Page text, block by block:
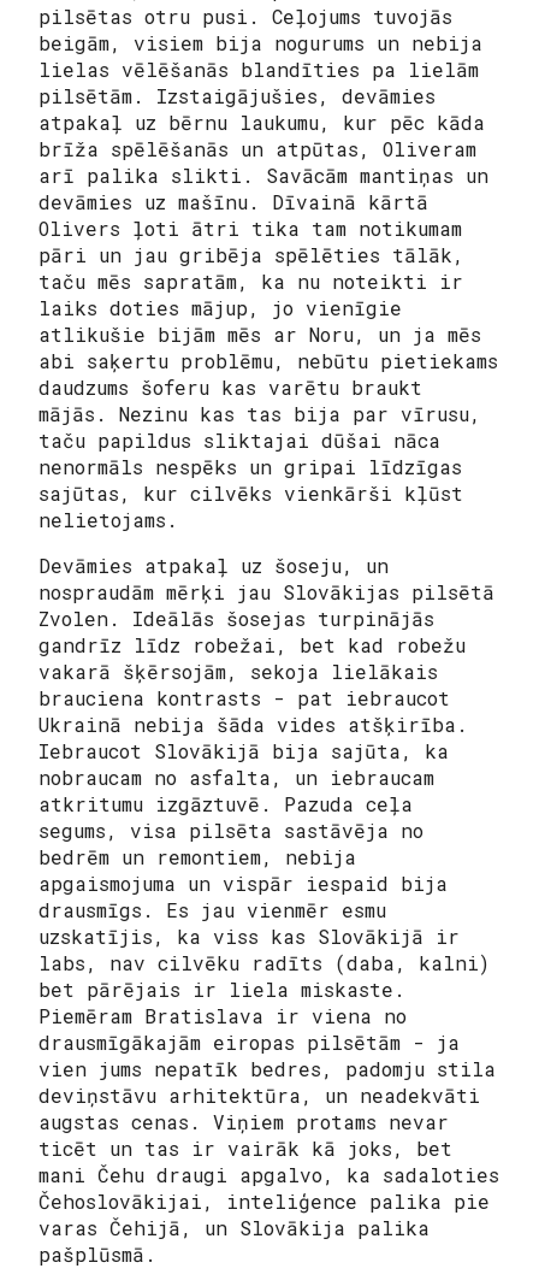
pilsētas otru pusi. Ceļojums tuvojās
beigām, visiem bija nogurums un nebija
lielas vēlēšanās blandīties pa lielām
pilsētām. Izstaigājušies, devāmies
atpakaļ uz bērnu laukumu, kur pēc kāda
brīža spēlēšanās un atpūtas, Oliveram
arī palika slikti. Savācām mantiņas un
devāmies uz mašīnu. Dīvainā kārtā
Olivers ļoti ātri tika tam notikumam
pāri un jau gribēja spēlēties tālāk,
taču mēs sapratām, ka nu noteikti ir
laiks doties mājup, jo vienīgie
atlikušie bijām mēs ar Noru, un ja mēs
abi saķertu problēmu, nebūtu pietiekams
daudzums šoferu kas varētu braukt
mājās. Nezinu kas tas bija par vīrusu,
taču papildus sliktajai dūšai nāca
nenormāls nespēks un gripai līdzīgas
sajūtas, kur cilvēks vienkārši kļūst
nelietojams.
Devāmies atpakaļ uz šoseju, un
nospraudām mērķi jau Slovākijas pilsētā
Zvolen. Ideālās šosejas turpinājās
gandrīz līdz robežai, bet kad robežu
vakarā šķērsojām, sekoja lielākais
brauciena kontrasts - pat iebraucot
Ukrainā nebija šāda vides atšķirība.
Iebraucot Slovākijā bija sajūta, ka
nobraucam no asfalta, un iebraucam
atkritumu izgāztuvē. Pazuda ceļa
segums, visa pilsēta sastāvēja no
bedrēm un remontiem, nebija
apgaismojuma un vispār iespaid bija
drausmīgs. Es jau vienmēr esmu
uzskatījis, ka viss kas Slovākijā ir
labs, nav cilvēku radīts (daba, kalni)
bet pārējais ir liela miskaste.
Piemēram Bratislava ir viena no
drausmīgākajām eiropas pilsētām - ja
vien jums nepatīk bedres, padomju stila
deviņstāvu arhitektūra, un neadekvāti
augstas cenas. Viņiem protams nevar
ticēt un tas ir vairāk kā joks, bet
mani Čehu draugi apgalvo, ka sadaloties
Čehoslovākijai, inteliģence palika pie
varas Čehijā, un Slovākija palika
pašplūsmā.